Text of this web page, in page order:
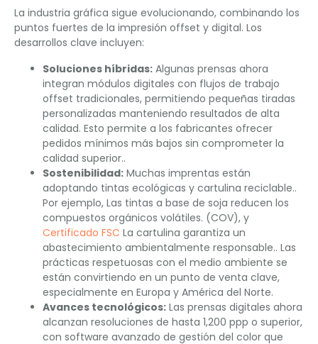
La industria gráfica sigue evolucionando, combinando los
puntos fuertes de la impresión offset y digital. Los
desarrollos clave incluyen:
Soluciones híbridas: Algunas prensas ahora
integran módulos digitales con flujos de trabajo
offset tradicionales, permitiendo pequeñas tiradas
personalizadas manteniendo resultados de alta
calidad. Esto permite a los fabricantes ofrecer
pedidos mínimos más bajos sin comprometer la
calidad superior..
Sostenibilidad: Muchas imprentas están
adoptando tintas ecológicas y cartulina reciclable..
Por ejemplo, Las tintas a base de soja reducen los
compuestos orgánicos volátiles. (COV), y
Certificado FSC La cartulina garantiza un
abastecimiento ambientalmente responsable.. Las
prácticas respetuosas con el medio ambiente se
están convirtiendo en un punto de venta clave,
especialmente en Europa y América del Norte.
Avances tecnológicos: Las prensas digitales ahora
alcanzan resoluciones de hasta 1,200 ppp o superior,
con software avanzado de gestión del color que